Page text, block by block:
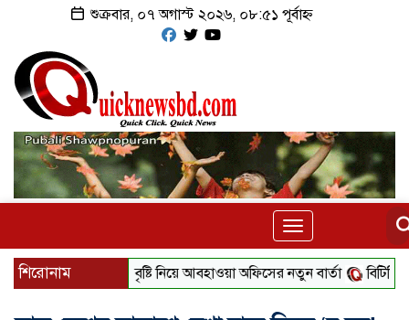
শুক্রবার, ০৭ অগাস্ট ২০২৬, ০৮:৫১ পূর্বাহ্ন
Toggle
navigation
শিরোনাম বৃষ্টি নিয়ে আবহাওয়া অফিসের নতুন বার্তা বিটিভির নতুন